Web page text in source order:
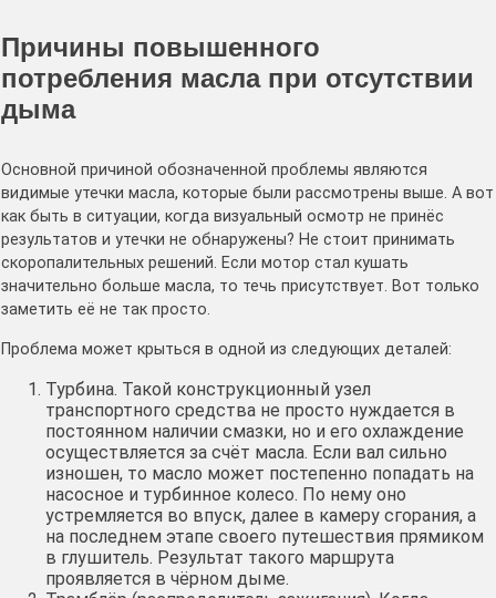
Причины повышенного
потребления масла при отсутствии
дыма
Основной причиной обозначенной проблемы являются
видимые утечки масла, которые были рассмотрены выше. А вот
как быть в ситуации, когда визуальный осмотр не принёс
результатов и утечки не обнаружены? Не стоит принимать
скоропалительных решений. Если мотор стал кушать
значительно больше масла, то течь присутствует. Вот только
заметить её не так просто.
Проблема может крыться в одной из следующих деталей:
Турбина. Такой конструкционный узел
транспортного средства не просто нуждается в
постоянном наличии смазки, но и его охлаждение
осуществляется за счёт масла. Если вал сильно
изношен, то масло может постепенно попадать на
насосное и турбинное колесо. По нему оно
устремляется во впуск, далее в камеру сгорания, а
на последнем этапе своего путешествия прямиком
в глушитель. Результат такого маршрута
проявляется в чёрном дыме.